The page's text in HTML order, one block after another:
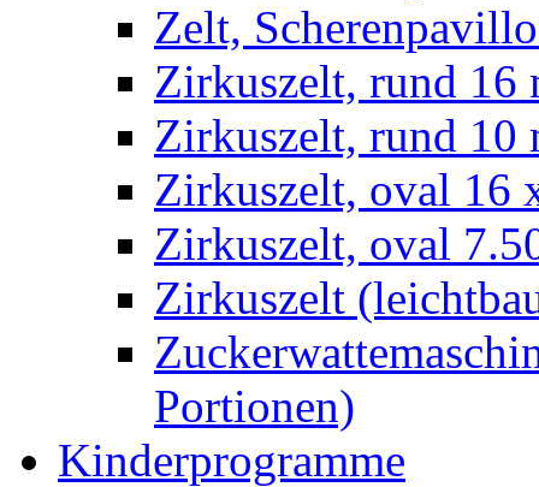
Zelt,
Zirkuszelt, rund 16
Zirkuszelt, rund 10
Zirkuszelt, oval 16
Zirkuszelt, oval
Zirkuszelt
Portionen)
Kinderprogramme